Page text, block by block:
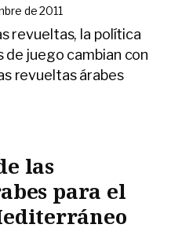
de 2011
revueltas, la política
de juego cambian con
revueltas árabes
las
para el